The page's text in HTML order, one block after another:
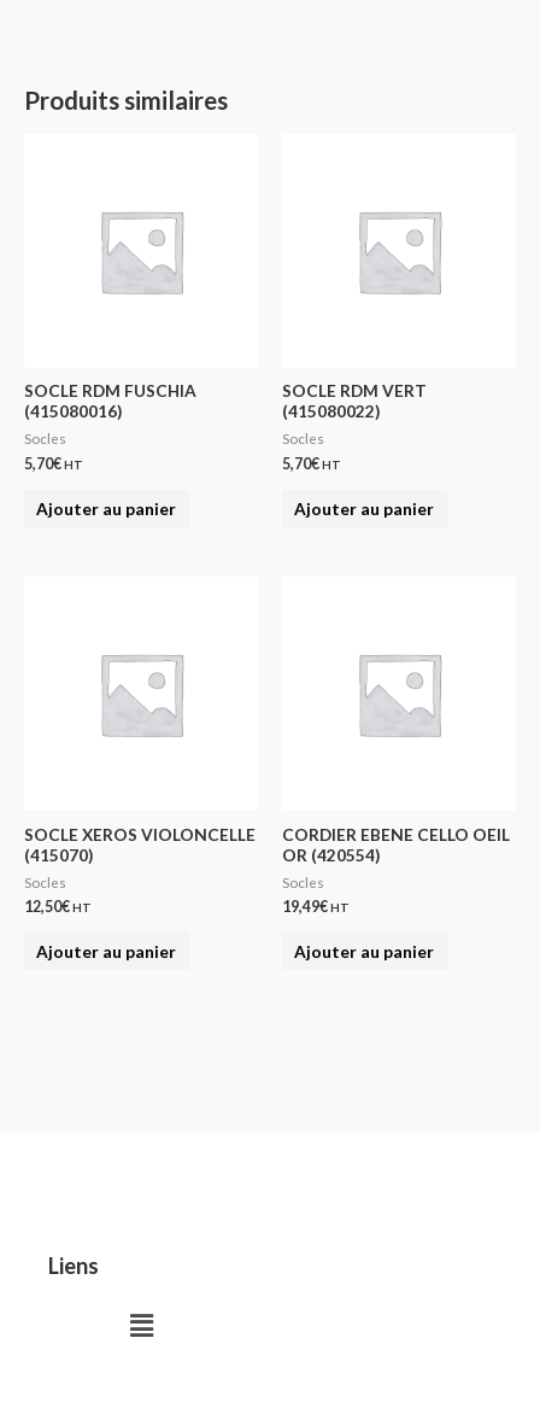
Produits similaires
SOCLE RDM FUSCHIA
(415080016)
Socles
5,70€HT
Ajouter au panier
SOCLE RDM VERT
(415080022)
Socles
5,70€HT
Ajouter au panier
SOCLE XEROS VIOLONCELLE
(415070)
Socles
12,50€HT
Ajouter au panier
CORDIER EBENE CELLO OEIL
OR (420554)
Socles
19,49€HT
Ajouter au panier
Liens
Menu